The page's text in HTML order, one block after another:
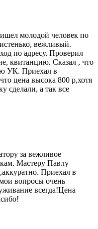
молодой человек по
вежливый.
по адресу. Проверил
квитанцию. Сказал , что
УК. Приехал в
цена высока 800 р,хотя
сделали, а так все
за вежливое
Мастеру Павлу
Приехал в
вопросы очень
всегда!Цена